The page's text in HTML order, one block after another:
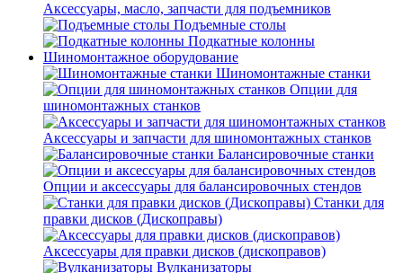
Аксессуары, масло, запчасти для подъемников
Подъемные столы
Подкатные колонны
Шиномонтажное оборудование
Шиномонтажные станки
Опции для
шиномонтажных станков
Аксессуары и запчасти для шиномонтажных станков
Балансировочные станки
Опции и аксессуары для балансировочных стендов
Станки для
правки дисков (Дископравы)
Аксессуары для правки дисков (дископравов)
Вулканизаторы